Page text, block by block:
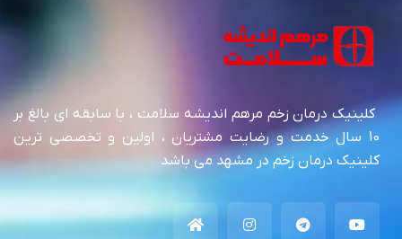
کلینیک درمان زخم مرهم اندیشه سلامت ، با سابقه ای بالغ بر
10 سال خدمت و رضایت مشتریان ، اولین و تخصصی ترین
کلینیک درمان زخم در مشهد می باشد